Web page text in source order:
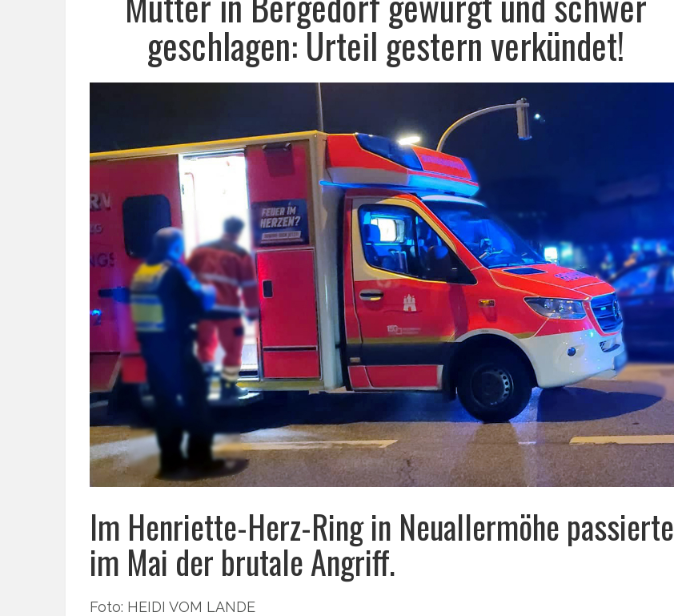
geschlagen: Urteil gestern verkündet!
Im Henriette-Herz-Ring in Neuallermöhe passierte
im Mai der brutale Angriff.
Foto: HEIDI VOM LANDE